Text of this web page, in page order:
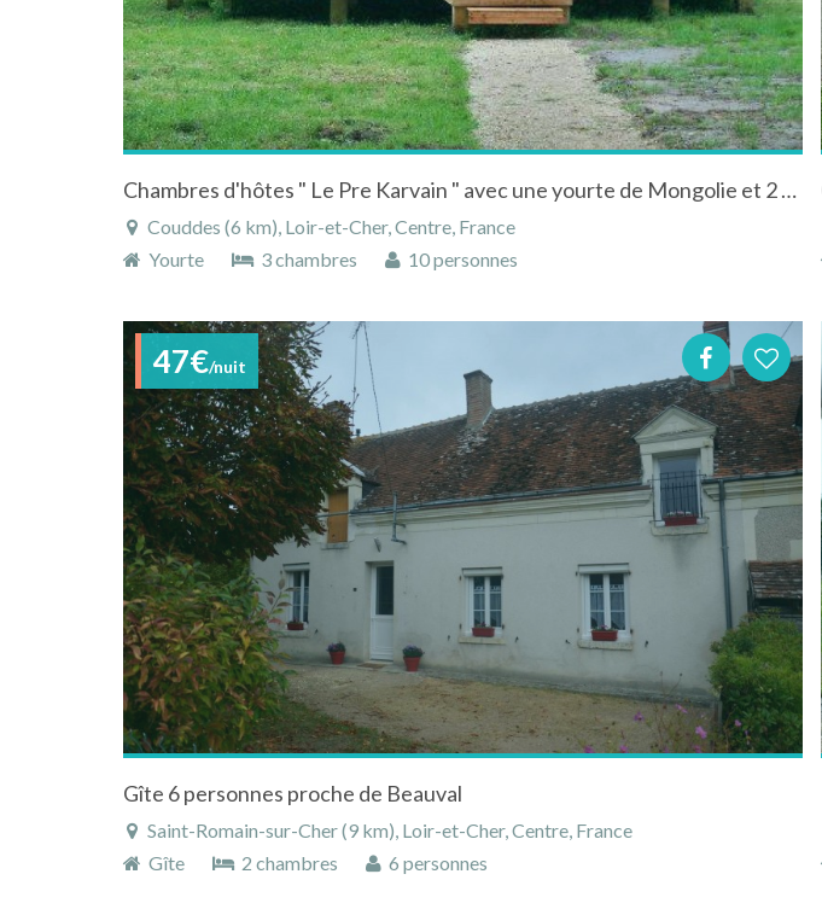
Chambres d'hôtes " Le Pre Karvain " avec une yourte de Mongolie et 2 cabanes en région Centre
Couddes (6 km), Loir-et-Cher, Centre, France
Yourte
3 chambres 10 personnes
47€/nuit
Gîte 6 personnes proche de Beauval
Saint-Romain-sur-Cher (9 km), Loir-et-Cher, Centre, France
Gîte
2 chambres 6 personnes